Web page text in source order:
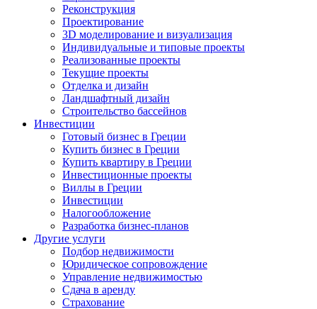
Реконструкция
Проектирование
3D моделирование и визуализация
Индивидуальные и типовые проекты
Реализованные проекты
Текущие проекты
Отделка и дизайн
Ландшафтный дизайн
Строительство бассейнов
Инвестиции
Готовый бизнес в Греции
Купить бизнес в Греции
Купить квартиру в Греции
Инвестиционные проекты
Виллы в Греции
Инвестиции
Налогообложение
Разработка бизнес-планов
Другие услуги
Подбор недвижимости
Юридическое сопровождение
Управление недвижимостью
Сдача в аренду
Страхование